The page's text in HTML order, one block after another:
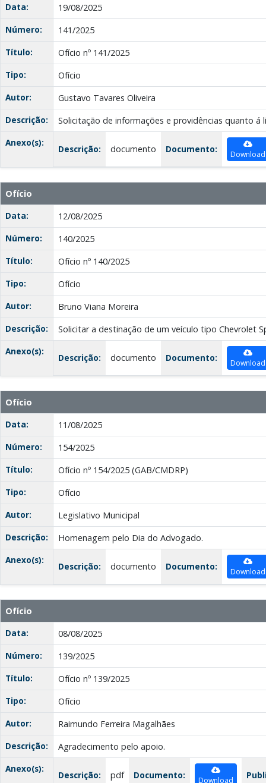
Data:
19/08/2025
Número:
141/2025
Título:
Ofício nº 141/2025
Tipo:
Ofício
Autor:
Gustavo Tavares Oliveira
Descrição:
Solicitação de informações e providências quanto á
Anexo(s):
Descrição: documento Documento: Download
Ofício
Data:
12/08/2025
Número:
140/2025
Título:
Ofício nº 140/2025
Tipo:
Ofício
Autor:
Bruno Viana Moreira
Descrição:
Solicitar a destinação de um veículo tipo Chevrolet
Anexo(s):
Descrição: documento Documento: Download
Ofício
Data:
11/08/2025
Número:
154/2025
Título:
Ofício nº 154/2025 (GAB/CMDRP)
Tipo:
Ofício
Autor:
Legislativo Municipal
Descrição:
Homenagem pelo Dia do Advogado.
Anexo(s):
Descrição: documento Documento: Download
Ofício
Data:
08/08/2025
Número:
139/2025
Título:
Ofício nº 139/2025
Tipo:
Ofício
Autor:
Raimundo Ferreira Magalhães
Descrição:
Agradecimento pelo apoio.
Anexo(s):
Descrição: pdf Documento: Download